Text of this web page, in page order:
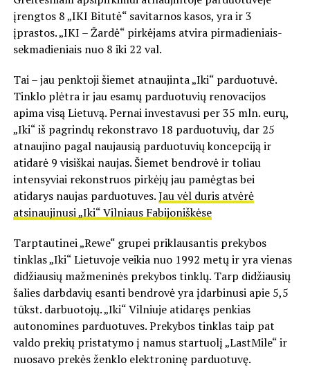
įrengtos 8 „IKI Bitutė“ savitarnos kasos, yra ir 3
įprastos. „IKI – Žardė“ pirkėjams atvira pirmadieniais-
sekmadieniais nuo 8 iki 22 val.
Tai – jau penktoji šiemet atnaujinta „Iki“ parduotuvė.
Tinklo plėtra ir jau esamų parduotuvių renovacijos
apima visą Lietuvą. Pernai investavusi per 35 mln. eurų,
„Iki“ iš pagrindų rekonstravo 18 parduotuvių, dar 25
atnaujino pagal naujausią parduotuvių koncepciją ir
atidarė 9 visiškai naujas. Šiemet bendrovė ir toliau
intensyviai rekonstruos pirkėjų jau pamėgtas bei
atidarys naujas parduotuves.Jau vėl duris atvėrė
atsinaujinusi „Iki“ Vilniaus Fabijoniškėse
Tarptautinei „Rewe“ grupei priklausantis prekybos
tinklas „Iki“ Lietuvoje veikia nuo 1992 metų ir yra vienas
didžiausių mažmeninės prekybos tinklų. Tarp didžiausių
šalies darbdavių esanti bendrovė yra įdarbinusi apie 5,5
tūkst. darbuotojų. „Iki“ Vilniuje atidaręs penkias
autonomines parduotuves. Prekybos tinklas taip pat
valdo prekių pristatymo į namus startuolį „LastMile“ ir
nuosavo prekės ženklo elektroninę parduotuvę.